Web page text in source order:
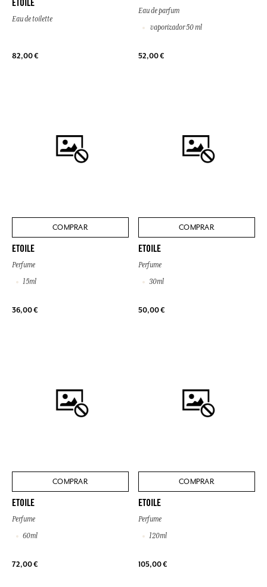
ETOILE
Eau de toilette
82,00 €
Eau de parfum
vaporizador 50 ml
52,00 €
COMPRAR
ETOILE
Perfume
15ml
36,00 €
COMPRAR
ETOILE
Perfume
30ml
50,00 €
COMPRAR
ETOILE
Perfume
60ml
72,00 €
COMPRAR
ETOILE
Perfume
120ml
105,00 €